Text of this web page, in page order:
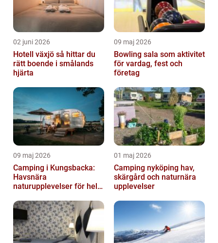
02 juni 2026
Hotell växjö så hittar du
rätt boende i smålands
hjärta
09 maj 2026
Bowling sala som aktivitet
för vardag, fest och
företag
09 maj 2026
Camping i Kungsbacka:
Havsnära
naturupplevelser för hela
01 maj 2026
Camping nyköping hav,
skärgård och naturnära
upplevelser